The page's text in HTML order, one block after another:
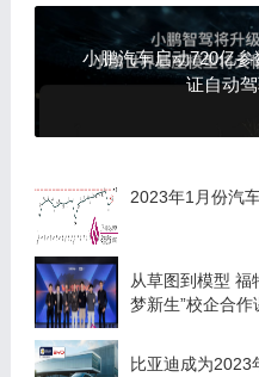
小鹏汽车启动720亿
证自动
2023年1月份汽
从草图到模型 福
梦新生”校企合
比亚迪成为2023